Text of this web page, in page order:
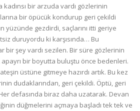
bir arzuda vardı gözlerinin
bir öpücük kondurup geri çekildi
yüzünde gezdirdi, saçlarını itti geriye
duruyordu ki karşısında… Bu
bir şey vardı sezilen. Bir süre gözlerinin
bir boyutta buluştu önce bedenleri.
üstüne gitmeye hazırdı artık. Bu kez
dudaklarından, geri çekildi. Öptü, geri
defasında biraz daha uzatarak. Devan
düğmelerini açmaya başladı tek tek ve